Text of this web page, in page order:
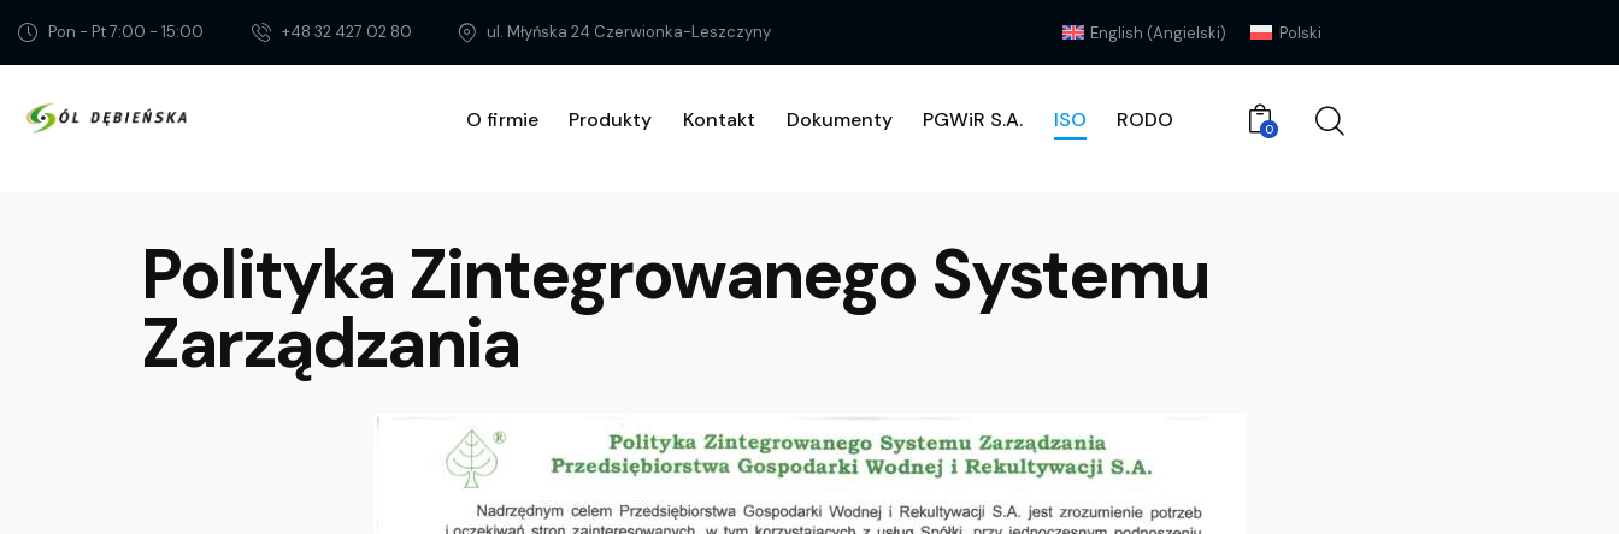
Pon - Pt 7:00 - 15:00 +48 32 427 02 80 ul. Młyńska 24 Czerwionka-Leszczyny English (Angielski) Polski
O firmie Produkty Kontakt Dokumenty PGWiR S.A. ISO RODO 0
Polityka Zintegrowanego Systemu
Zarządzania